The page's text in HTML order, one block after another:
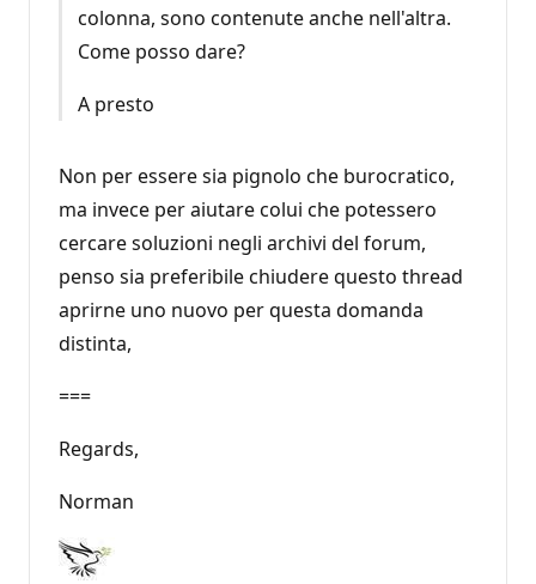
colonna, sono contenute anche nell'altra.
Come posso dare?
A presto
Non per essere sia pignolo che burocratico,
ma invece per aiutare colui che potessero
cercare soluzioni negli archivi del forum,
penso sia preferibile chiudere questo thread
aprirne uno nuovo per questa domanda
distinta,
===
Regards,
Norman